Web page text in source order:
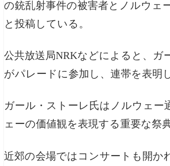
の銃乱射事件の被害者とノルウェ
と投稿している。
公共放送局NRKなどによると、ガ
がパレードに参加し、連帯を表明
ガール・ストーレ氏はノルウェー
ェーの価値観を表現する重要な祭
近郊の会場ではコンサートも開か